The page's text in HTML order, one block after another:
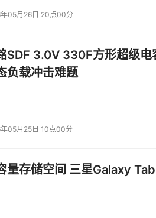
笔交易，然后花很长的时间才完
扩展了Veritas的软件功能，在其
十大收购和并购事件，还有不少
05月26日 20点00分
SDF 3.0V 330F方形超级
负载冲击难题
05月25日 10点00分
量存储空间 三星Galaxy